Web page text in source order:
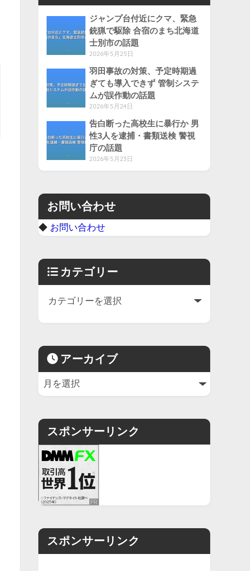
ジャンプ台付近にクマ、緊急
銃猟で駆除 合宿のまち北海道
士別市の話題
2026年5月25日
羽田事故の対策、予定時期過
ぎても導入できず 管制システ
ムが誤作動の話題
2026年5月24日
告白断った高校生に暴行か 男
性3人を逮捕・書類送検 警視
庁の話題
2026年5月23日
お問い合わせ
◆ お問い合わせ
カテゴリー
アーカイブ
スポンサーリンク
スポンサーリンク